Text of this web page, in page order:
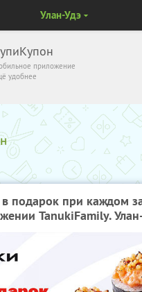
приложение
удобнее
Улан-Удэ
подарок при каждом
TanukiFamily.